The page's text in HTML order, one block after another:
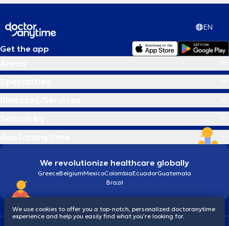
EN
Get the app
We revolutionize healthcare globally
GreeceBelgiumMexicoColombiaEcuadorGuatemala
Brazil
We use cookies to offer you a top-notch, personalized doctoranytime
experience and help you easily find what you’re looking for.